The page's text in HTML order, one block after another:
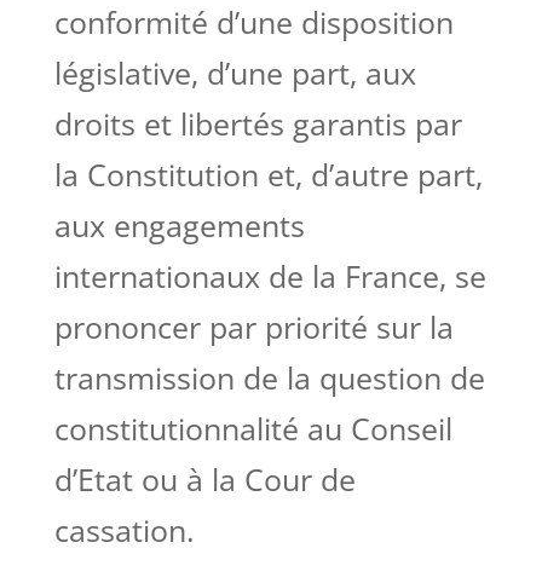
conformité d’une disposition
législative, d’une part, aux
droits et libertés garantis par
la Constitution et, d’autre part,
aux engagements
internationaux de la France, se
prononcer par priorité sur la
transmission de la question de
constitutionnalité au Conseil
d’Etat ou à la Cour de
cassation.